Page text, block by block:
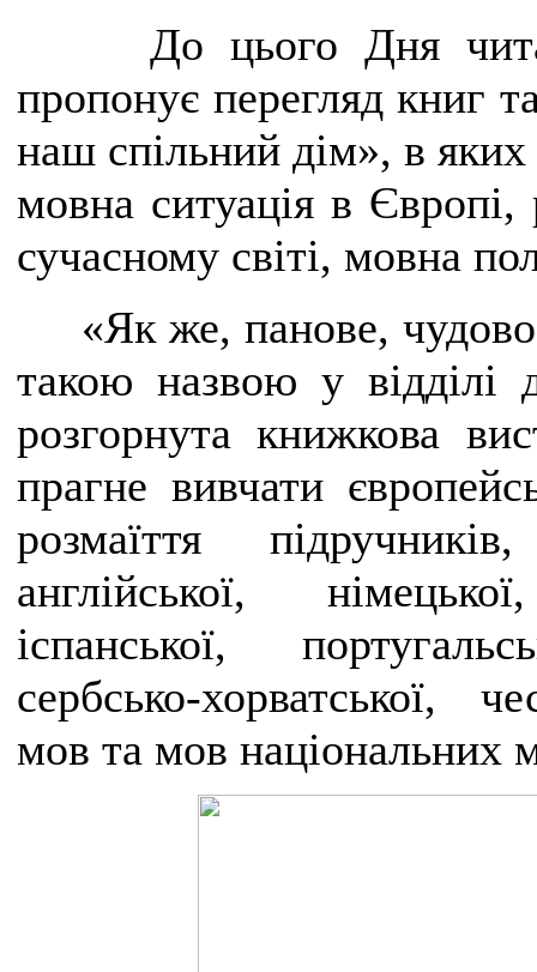
До цього Дня
пропонує перегляд книг
наш спільний дім», в
мовна ситуація в
сучасному світі, мовна
«Як же, панове,
такою назвою у відділі
розгорнута книжкова
прагне вивчати
розмаїття
англійської,
іспанської,
сербсько-хорватської,
мов та мов національних